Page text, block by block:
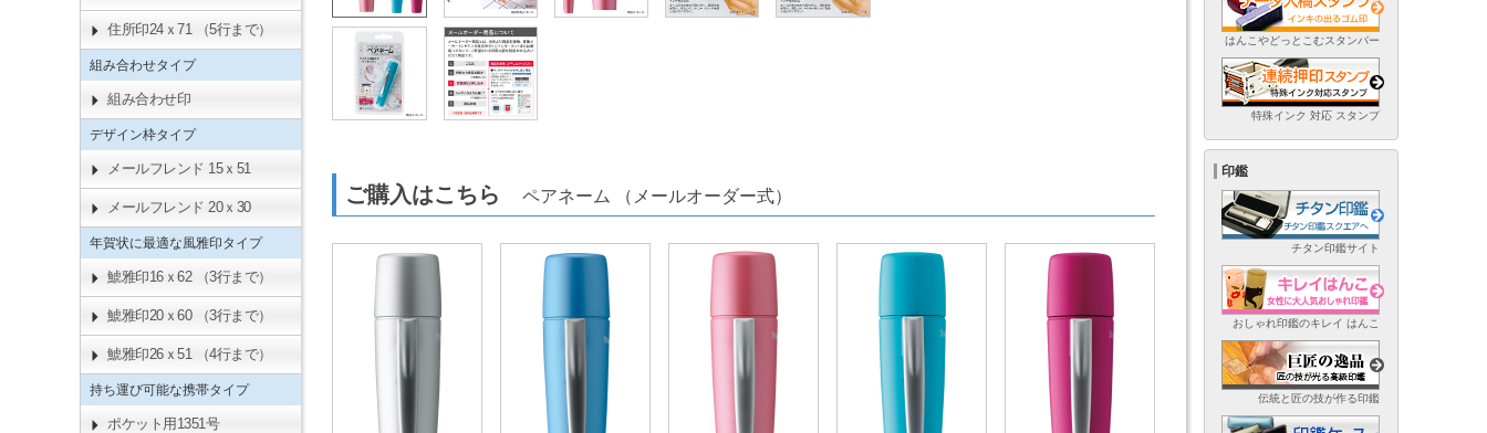
ご購入はこちら ペアネーム （メールオーダー式）
住所印24ｘ71 （5行まで）
組み合わせタイプ
組み合わせ印
デザイン枠タイプ
メールフレンド 15ｘ51
メールフレンド 20ｘ30
年賀状に最適な風雅印タイプ
鯱雅印16ｘ62 （3行まで）
鯱雅印20ｘ60 （3行まで）
鯱雅印26ｘ51 （4行まで）
持ち運び可能な携帯タイプ
ポケット用1351号
はんこやどっとこむスタンパー
特殊インク 対応 スタンプ
印鑑
チタン印鑑サイト
おしゃれ印鑑のキレイ はんこ
伝統と匠の技が作る印鑑